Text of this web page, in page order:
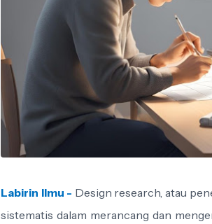
Labirin Ilmu - Design research, atau
sistematis dalam merancang dan